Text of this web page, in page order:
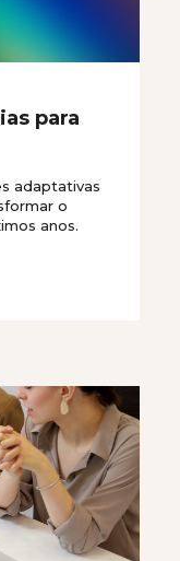
para
adaptativas
o
anos.